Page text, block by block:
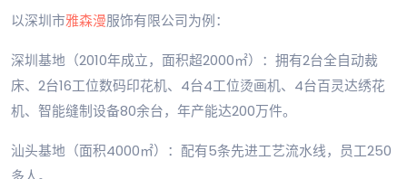
以深圳市雅森漫服饰有限公司为例：
深圳基地（2010年成立，面积超2000㎡）：拥有2台全自动裁
床、2台16工位数码印花机、4台4工位烫画机、4台百灵达绣花
机、智能缝制设备80余台，年产能达200万件。
汕头基地（面积4000㎡）：配有5条先进工艺流水线，员工250